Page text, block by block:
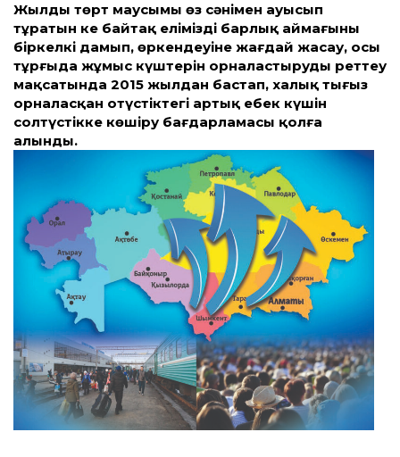
Жылдың төрт маусымы өз сәнімен ауысып
тұратын кең байтақ еліміздің барлық аймағының
біркелкі дамып, өркендеуіне жағдай жасау, осы
тұрғыда жұмыс күштерін орналастыруды реттеу
мақсатында 2015 жылдан бастап, халық тығыз
орналасқан оңтүстіктегі артық еңбек күшін
солтүстікке көшіру бағдарламасы қолға
алынды.